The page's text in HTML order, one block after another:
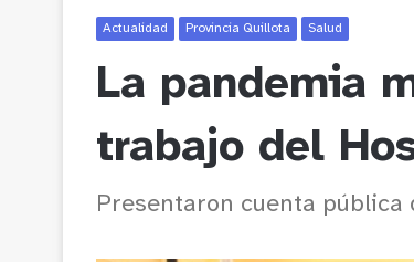
Actualidad Provincia Quillota Salud
La pandemia
trabajo del
Presentaron cuenta pública